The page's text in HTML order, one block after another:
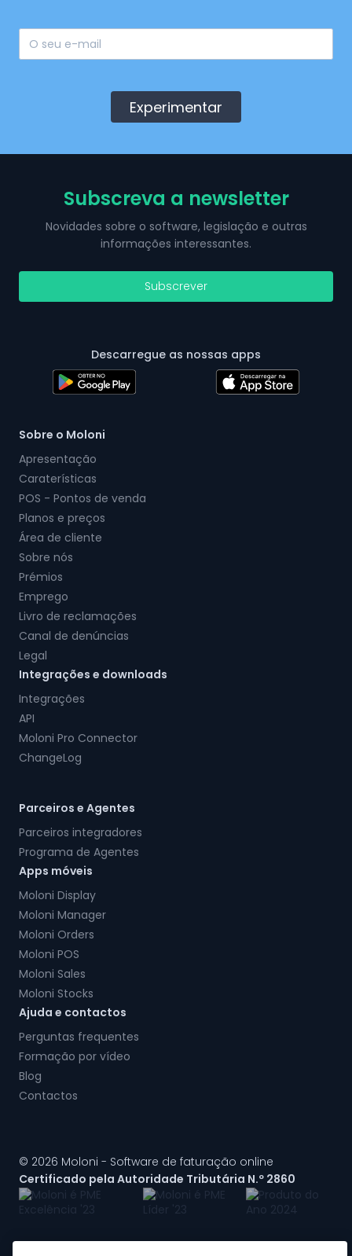
Experimentar
Subscreva a newsletter
Novidades sobre o software, legislação e outras
informações interessantes.
Subscrever
Descarregue as nossas apps
Sobre o Moloni
Apresentação
Caraterísticas
POS - Pontos de venda
Planos e preços
Área de cliente
Sobre nós
Prémios
Emprego
Livro de reclamações
Canal de denúncias
Legal
Integrações e downloads
Integrações
API
Moloni Pro Connector
ChangeLog
Parceiros e Agentes
Parceiros integradores
Programa de Agentes
Apps móveis
Moloni Display
Moloni Manager
Moloni Orders
Moloni POS
Moloni Sales
Moloni Stocks
Ajuda e contactos
Perguntas frequentes
Formação por vídeo
Blog
Contactos
© 2026 Moloni - Software de faturação online
Certificado pela Autoridade Tributária N.º 2860